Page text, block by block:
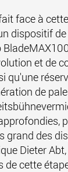
face à
dispositif de
et de
qu'une
de
grand des
Dieter
de cette